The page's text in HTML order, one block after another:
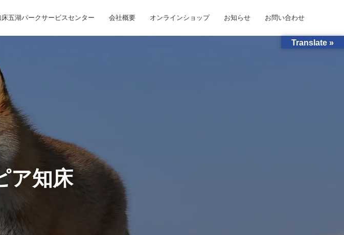
床五湖パークサービスセンター 会社概要 オンラインショップ お知らせ お問い合わせ
ア知床
Translate »